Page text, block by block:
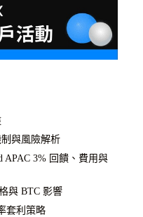
與風險解析
APAC 3% 回饋、費用與
與 BTC 影響
套利策略